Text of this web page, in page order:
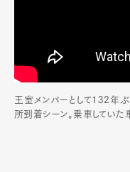
王室メンバーとして132年
所到着シーン。乗車していた